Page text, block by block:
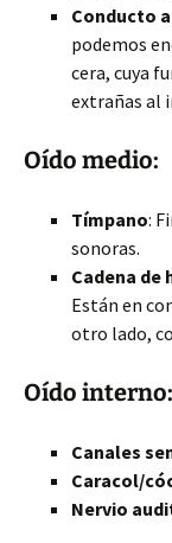
Conducto
podemos
cera, cuya
extrañas al
Oído medio:
Tímpano:
sonoras.
Cadena de
Están en
otro lado,
Oído interno:
Canales
Caracol/
Nervio